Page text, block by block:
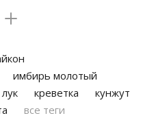
имбирь молотый
креветка
кунжут
все теги